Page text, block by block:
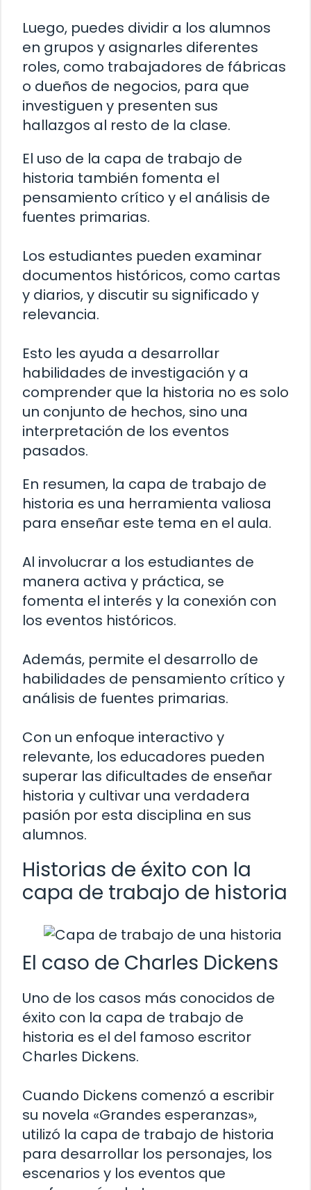
Luego, puedes dividir a los alumnos
en grupos y asignarles diferentes
roles, como trabajadores de fábricas
o dueños de negocios, para que
investiguen y presenten sus
hallazgos al resto de la clase.
El uso de la capa de trabajo de
historia también fomenta el
pensamiento crítico y el análisis de
fuentes primarias.
Los estudiantes pueden examinar
documentos históricos, como cartas
y diarios, y discutir su significado y
relevancia.
Esto les ayuda a desarrollar
habilidades de investigación y a
comprender que la historia no es solo
un conjunto de hechos, sino una
interpretación de los eventos
pasados.
En resumen, la capa de trabajo de
historia es una herramienta valiosa
para enseñar este tema en el aula.
Al involucrar a los estudiantes de
manera activa y práctica, se
fomenta el interés y la conexión con
los eventos históricos.
Además, permite el desarrollo de
habilidades de pensamiento crítico y
análisis de fuentes primarias.
Con un enfoque interactivo y
relevante, los educadores pueden
superar las dificultades de enseñar
historia y cultivar una verdadera
pasión por esta disciplina en sus
alumnos.
Historias de éxito con la
capa de trabajo de historia
El caso de Charles Dickens
Uno de los casos más conocidos de
éxito con la capa de trabajo de
historia es el del famoso escritor
Charles Dickens.
Cuando Dickens comenzó a escribir
su novela «Grandes esperanzas»,
utilizó la capa de trabajo de historia
para desarrollar los personajes, los
escenarios y los eventos que